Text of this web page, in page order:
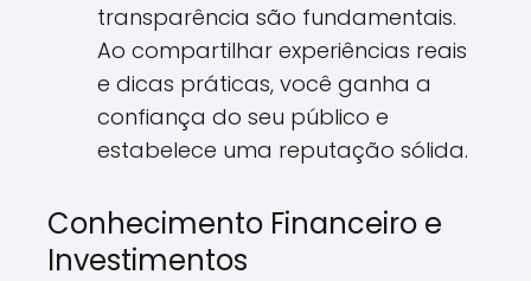
transparência são fundamentais.
Ao compartilhar experiências reais
e dicas práticas, você ganha a
confiança do seu público e
estabelece uma reputação sólida.
Conhecimento Financeiro e
Investimentos